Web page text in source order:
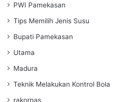
PWI Pamekasan
Tips Memilih Jenis Susu
Bupati Pamekasan
Utama
Madura
Teknik Melakukan Kontrol Bola
rakornas